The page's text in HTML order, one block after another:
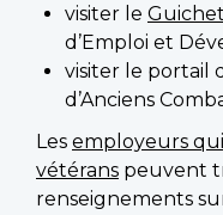
visiter le
d’Emploi et
visiter le portail
d’Anciens
Les employeurs
vétérans peuvent
renseignements